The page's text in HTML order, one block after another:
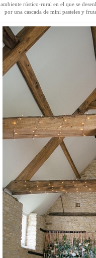
rústico-rural en el que se
por una cascada de mini pasteles y